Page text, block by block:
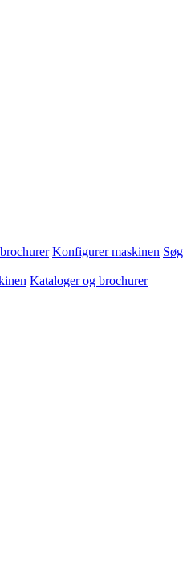
Konfigurer maskinen Søg
Kataloger og brochurer